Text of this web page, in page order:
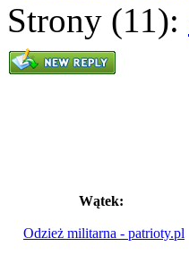
Strony (11):
Wątek:
Odzież militarna - patrioty.pl